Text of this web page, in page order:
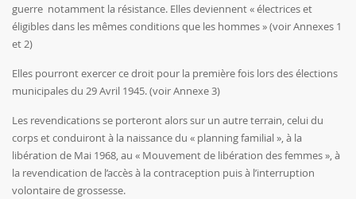
guerre notamment la résistance. Elles deviennent « électrices et
éligibles dans les mêmes conditions que les hommes » (voir Annexes 1
et 2)
Elles pourront exercer ce droit pour la première fois lors des élections
municipales du 29 Avril 1945. (voir Annexe 3)
Les revendications se porteront alors sur un autre terrain, celui du
corps et conduiront à la naissance du « planning familial », à la
libération de Mai 1968, au « Mouvement de libération des femmes », à
la revendication de l’accès à la contraception puis à l’interruption
volontaire de grossesse.